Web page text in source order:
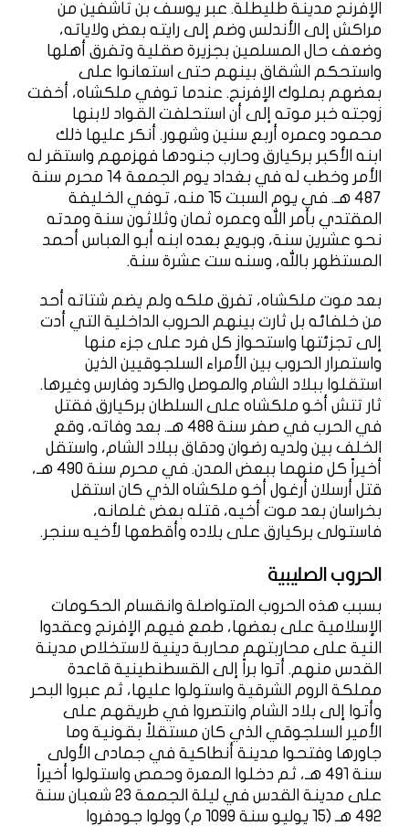
الإفرنج مدينة طليطلة. عبر يوسف بن تاشفين من
مراكش إلى الأندلس وضم إلى رايته بعض ولاياته،
وضعف حال المسلمين بجزيرة صقلية وتفرق أهلها
واستحكم الشقاق بينهم حتى استعانوا على
بعضهم بملوك الإفرنج. عندما توفي ملكشاه، أخفت
زوجته خبر موته إلى أن استحلفت القواد لابنها
محمود وعمره أربع سنين وشهور. أنكر عليها ذلك
ابنه الأكبر بركيارق وحارب جنودها فهزمهم واستقر له
الأمر وخطب له في بغداد يوم الجمعة 14 محرم سنة
487 هـ. في يوم السبت 15 منه، توفي الخليفة
المقتدي بأمر الله وعمره ثمان وثلاثون سنة ومدته
نحو عشرين سنة، وبويع بعده ابنه أبو العباس أحمد
المستظهر بالله، وسنه ست عشرة سنة.
بعد موت ملكشاه، تفرق ملكه ولم يضم شتاته أحد
من خلفائه بل ثارت بينهم الحروب الداخلية التي أدت
إلى تجزئتها واستحواز كل فرد على جزء منها
واستمرار الحروب بين الأمراء السلجوقيين الذين
استقلوا ببلاد الشام والموصل والكرد وفارس وغيرها.
ثار تتش أخو ملكشاه على السلطان بركيارق فقتل
في الحرب في صفر سنة 488 هـ. بعد وفاته، وقع
الخلف بين ولديه رضوان ودقاق ببلاد الشام، واستقل
أخيراً كل منهما ببعض المدن. في محرم سنة 490 هـ،
قتل أرسلان أرغول أخو ملكشاه الذي كان استقل
بخراسان بعد موت أخيه، قتله بعض غلمانه،
فاستولى بركيارق على بلاده وأقطعها لأخيه سنجر.
الحروب الصليبية
بسبب هذه الحروب المتواصلة وانقسام الحكومات
الإسلامية على بعضها، طمع فيهم الإفرنج وعقدوا
النية على محاربتهم محاربة دينية لاستخلاص مدينة
القدس منهم. أتوا براً إلى القسطنطينية قاعدة
مملكة الروم الشرقية واستولوا عليها، ثم عبروا البحر
وأتوا إلى بلاد الشام وانتصروا في طريقهم على
الأمير السلجوقي الذي كان مستقلاً بقونية وما
جاورها وفتحوا مدينة أنطاكية في جمادى الأولى
سنة 491 هـ، ثم دخلوا المعرة وحمص واستولوا أخيراً
على مدينة القدس في ليلة الجمعة 23 شعبان سنة
492 هـ (15 يوليو سنة 1099 م) وولوا جودفروا